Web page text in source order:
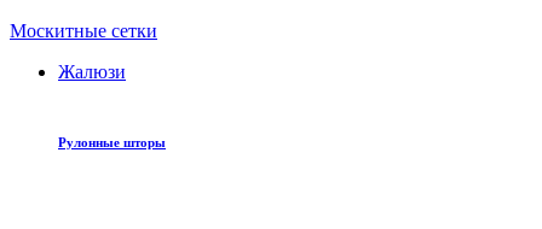
Москитные сетки
Жалюзи
Рулонные шторы